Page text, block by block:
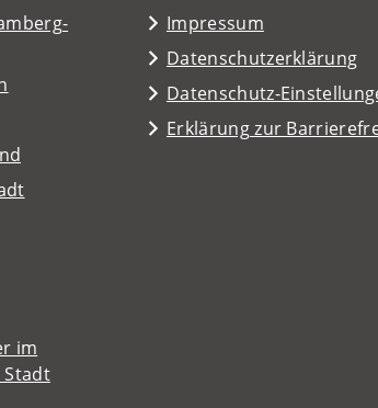
im
Stadt
Impressum
Datenschutzerklärung
Datenschutz-
Erklärung zur